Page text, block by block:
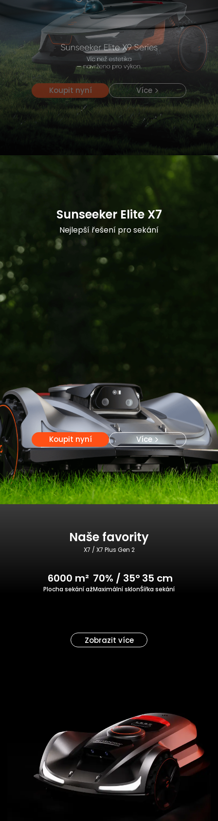
Koupit nyní Více
Koupit nyní Více
Sunseeker Elite X7
Nejlepší řešení pro sekání
Koupit nyní Více
Naše favority
X7 / X7 Plus Gen 2
6000 m²
Plocha sekání až
70% / 35°
Maximální sklon
35 cm
Šířka sekání
Zobrazit více